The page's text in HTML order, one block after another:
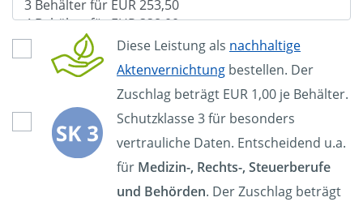
Diese Leistung als nachhaltige
Aktenvernichtung bestellen. Der
Zuschlag beträgt EUR 1,00 je Behälter.
Schutzklasse 3 für besonders
vertrauliche Daten. Entscheidend u.a.
für Medizin-, Rechts-, Steuerberufe
und Behörden. Der Zuschlag beträgt